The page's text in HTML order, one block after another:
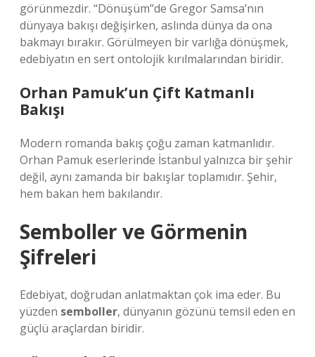
görünmezdir. “Dönüşüm”de Gregor Samsa’nın
dünyaya bakışı değişirken, aslında dünya da ona
bakmayı bırakır. Görülmeyen bir varlığa dönüşmek,
edebiyatın en sert ontolojik kırılmalarından biridir.
Orhan Pamuk’un Çift Katmanlı
Bakışı
Modern romanda bakış çoğu zaman katmanlıdır.
Orhan Pamuk eserlerinde İstanbul yalnızca bir şehir
değil, aynı zamanda bir bakışlar toplamıdır. Şehir,
hem bakan hem bakılandır.
Semboller ve Görmenin
Şifreleri
Edebiyat, doğrudan anlatmaktan çok ima eder. Bu
yüzden semboller, dünyanın gözünü temsil eden en
güçlü araçlardan biridir.